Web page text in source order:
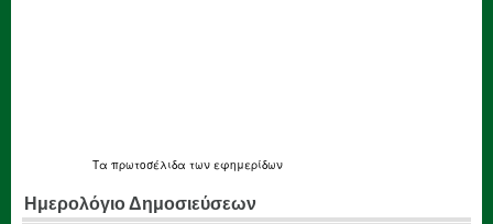
Τα πρωτοσέλιδα των εφημερίδων
Ημερολόγιο Δημοσιεύσεων